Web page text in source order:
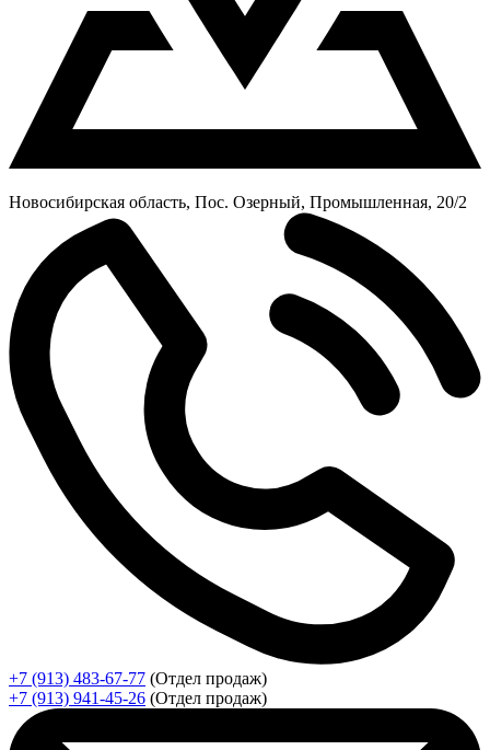
Новосибирская область, Пос. Озерный, Промышленная, 20/2
+7 (913) 483-67-77 (Отдел продаж)
+7 (913) 941-45-26 (Отдел продаж)